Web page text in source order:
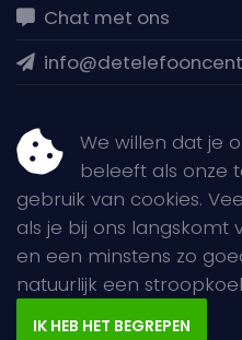
We willen dat je
beleeft als onze
gebruik van cookies.
als je bij ons
en een minstens zo
natuurlijk een
IK HEB HET BEGREPEN
Chat met ons
JE KUNT ONS OOK
Copyright © 2026